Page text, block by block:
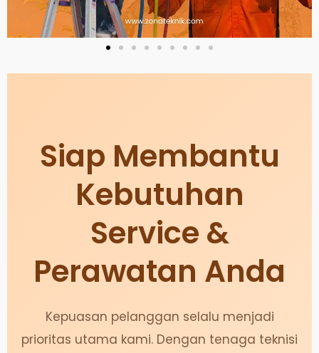
Siap Membantu
Kebutuhan
Service &
Perawatan Anda
Kepuasan pelanggan selalu menjadi
prioritas utama kami. Dengan tenaga teknisi